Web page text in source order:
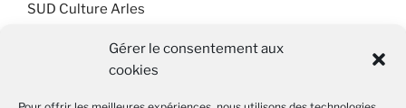
Gérer le consentement aux
cookies
SUD Culture Arles
SUD Culture Art Architecture
SUD Culture Beaubourg